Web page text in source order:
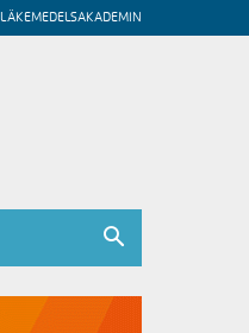
LÄKEMEDELSAKADEMIN